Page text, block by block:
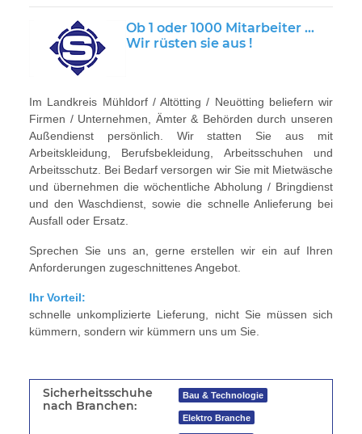
Ob 1 oder 1000 Mitarbeiter ...
Wir rüsten sie aus !
Im Landkreis Mühldorf / Altötting / Neuötting beliefern wir
Firmen / Unternehmen, Ämter & Behörden durch unseren
Außendienst persönlich. Wir statten Sie aus mit
Arbeitskleidung, Berufsbekleidung, Arbeitsschuhen und
Arbeitsschutz. Bei Bedarf versorgen wir Sie mit Mietwäsche
und übernehmen die wöchentliche Abholung / Bringdienst
und den Waschdienst, sowie die schnelle Anlieferung bei
Ausfall oder Ersatz.
Sprechen Sie uns an, gerne erstellen wir ein auf Ihren
Anforderungen zugeschnittenes Angebot.
Ihr Vorteil:
schnelle unkomplizierte Lieferung, nicht Sie müssen sich
kümmern, sondern wir kümmern uns um Sie.
Sicherheitsschuhe
nach Branchen:
Bau & Technologie
Elektro Branche